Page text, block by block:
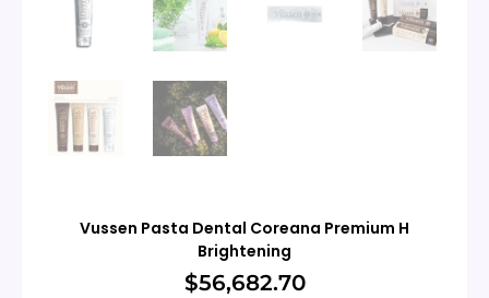
Vussen Pasta Dental Coreana Premium H
Brightening
$56,682.70